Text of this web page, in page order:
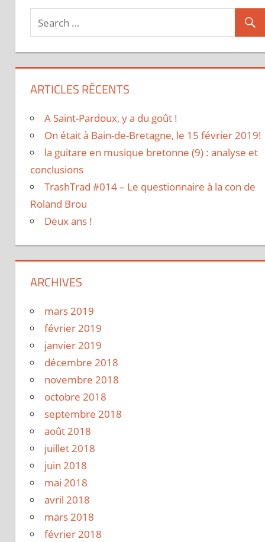
ARTICLES RÉCENTS
A Saint-Pardoux, y a du goût !
On était à Bain-de-Bretagne, le 15 février 2019!
la guitare en musique bretonne (9) : analyse et
conclusions
TrashTrad #014 – Le questionnaire à la con de
Roland Brou
Deux ans !
ARCHIVES
mars 2019
février 2019
janvier 2019
décembre 2018
novembre 2018
octobre 2018
septembre 2018
août 2018
juillet 2018
juin 2018
mai 2018
avril 2018
mars 2018
février 2018